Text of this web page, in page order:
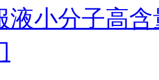
液小分子高